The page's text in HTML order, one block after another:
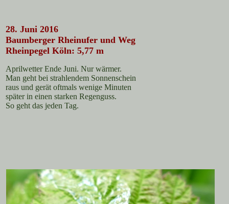
28. Juni 2016
Baumberger Rheinufer und Weg
Rheinpegel Köln: 5,77 m
Aprilwetter Ende Juni. Nur wärmer.
Man geht bei strahlendem Sonnenschein
raus und gerät oftmals wenige Minuten
später in einen starken Regenguss.
So geht das jeden Tag.